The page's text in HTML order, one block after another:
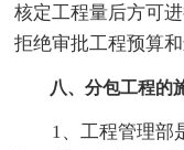
核定工程量后方可
拒绝审批工程预算和
八、分包工程的
1、工程管理部是